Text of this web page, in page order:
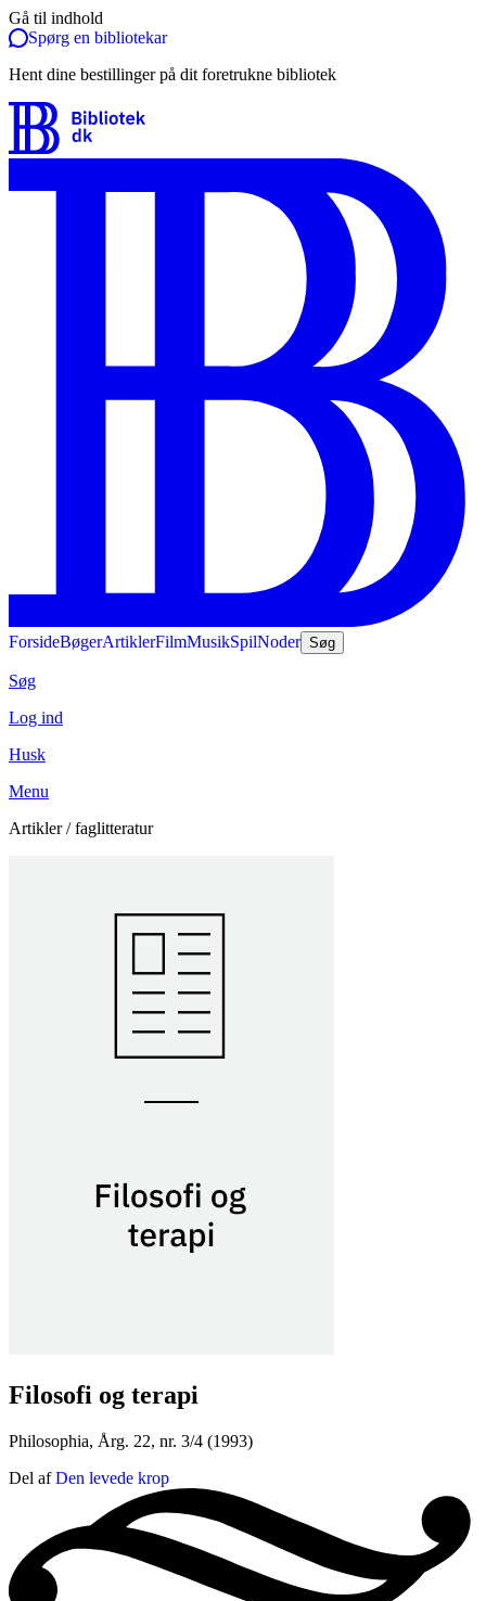
Gå til indhold
Spørg en bibliotekar
Hent dine bestillinger på dit foretrukne bibliotek
ForsideBøgerArtiklerFilmMusikSpilNoder Søg
Søg
Log ind
Husk
Menu
Artikler / faglitteratur
Filosofi og terapi
Philosophia, Årg. 22, nr. 3/4 (1993)
Del afDen levede krop